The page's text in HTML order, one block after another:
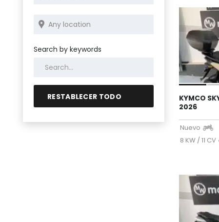
Search by keywords
RESTABLECER TODO
KYMCO
2026
Nuevo
8 KW / 11 CV